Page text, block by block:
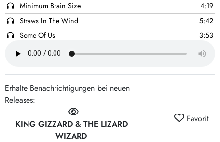
Minimum Brain Size
4:19
Straws In The Wind
5:42
Some Of Us
3:53
Ontology
3:58
Honey
The Hungry Wolf Of Fate
Erhalte Benachrichtigungen bei neuen
Releases:
KING GIZZARD & THE LIZARD
WIZARD
Favorit